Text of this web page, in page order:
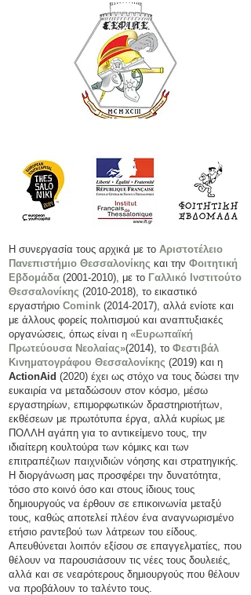
Η συνεργασία τους αρχικά με το Αριστοτέλειο
Πανεπιστήμιο Θεσσαλονίκης και την Φοιτητική
Εβδομάδα (2001-2010) , με το Γαλλικό Ινστιτούτο
Θεσσαλονίκης (2010-2018) , το εικαστικό
εργαστήριο Comink (2014-2017) , αλλά ενίοτε και
με άλλους φορείς πολιτισμού και αναπτυξιακές
οργανώσεις, όπως είναι η «Ευρωπαϊκή
Πρωτεύουσα Νεολαίας»(2014), το Φεστιβάλ
Κινηματογράφου Θεσσαλονίκης (2019) και η
ActionAid (2020) έχει ως στόχο να τους δώσει την
ευκαιρία να μεταδώσουν στον κόσμο, μέσω
εργαστηρίων, επιμορφωτικών δραστηριοτήτων,
εκθέσεων με πρωτότυπα έργα, αλλά κυρίως με
ΠΟΛΛΗ αγάπη για το αντικείμενο τους, την
ιδιαίτερη κουλτούρα των κόμικς και των
επιτραπέζιων παιχνιδιών νόησης και στρατηγικής.
Η διοργάνωση μας προσφέρει την δυνατότητα,
τόσο στο κοινό όσο και στους ίδιους τους
δημιουργούς να έρθουν σε επικοινωνία μεταξύ
τους, καθώς αποτελεί πλέον ένα αναγνωρισμένο
ετήσιο ραντεβού των λάτρεων του είδους.
Απευθύνεται λοιπόν εξίσου σε επαγγελματίες, που
θέλουν να παρουσιάσουν τις νέες τους δουλειές,
αλλά και σε νεαρότερους δημιουργούς που θέλουν
να προβάλουν το ταλέντο τους.